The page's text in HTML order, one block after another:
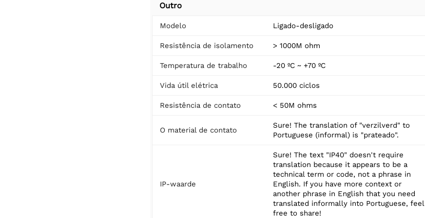
Outro
Modelo Ligado-desligado
Resistência de isolamento > 1000M ohm
Temperatura de trabalho -20 ºC ~ +70 ºC
Vida útil elétrica 50.000 ciclos
Resistência de contato < 50M ohms
O material de contato
Sure! The translation of "verzilverd" to
Portuguese (informal) is "prateado".
IP-waarde
Sure! The text "IP40" doesn't require
translation because it appears to be a
technical term or code, not a phrase in
English. If you have more context or
another phrase in English that you need
translated informally into Portuguese, feel
free to share!